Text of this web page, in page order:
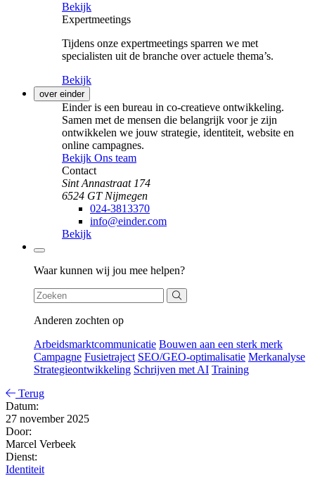
Bekijk
Expertmeetings
Tijdens onze expertmeetings sparren we met
specialisten uit de branche over actuele thema’s.
Bekijk
over einder
Einder is een bureau in co-creatieve ontwikkeling.
Samen met de mensen die belangrijk voor je zijn
ontwikkelen we jouw strategie, identiteit, website en
online campagnes.
Bekijk Ons team
Contact
Sint Annastraat 174
6524 GT Nijmegen
024-3813370
info@einder.com
Bekijk
Zoeken
Waar kunnen wij jou mee helpen?
Anderen zochten op
Arbeidsmarktcommunicatie Bouwen aan een sterk merk
Campagne Fusietraject SEO/GEO-optimalisatie Merkanalyse
Strategieontwikkeling Schrijven met AI Training
Terug
Datum:
27 november 2025
Door:
Marcel Verbeek
Dienst:
Identiteit